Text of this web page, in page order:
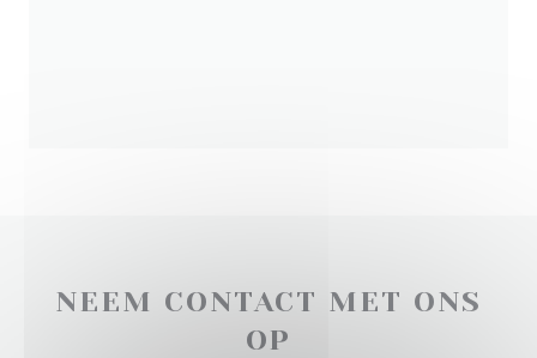
NEEM CONTACT MET ONS
OP